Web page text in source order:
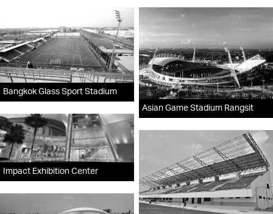
Bangkok Glass Sport Stadium
Asian Game Stadium Rangsit
Impact Exhibition Center